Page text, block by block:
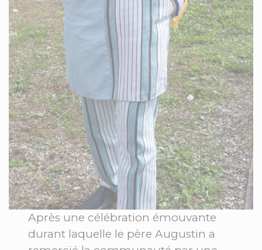
Après une célébration émouvante
durant laquelle le père Augustin a